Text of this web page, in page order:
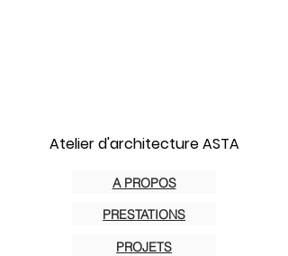
A PROPOS
PRESTATIONS
PROJETS
Atelier d'architecture ASTA